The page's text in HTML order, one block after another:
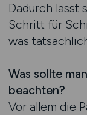
Dadurch lässt
Schritt für
was
Was sollte
beachten?
Vor allem die